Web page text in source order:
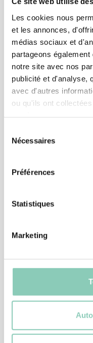
Les cookies nous
et les annonces,
médias sociaux et
partageons
notre site avec nos
publicité et d'analyse,
avec d'autres
ou qu'ils ont
Nécessaires
Préférences
Statistiques
Marketing
CHAUSSURE JARDIN
39,90 €